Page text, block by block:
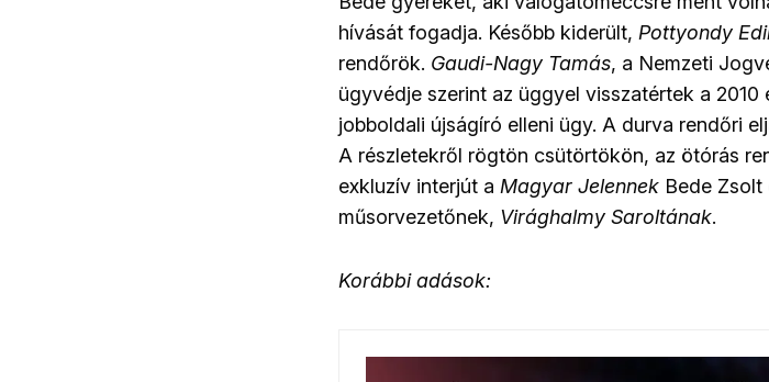
hívását fogadja. Később kiderült, Pottyondy
rendőrök. Gaudi-Nagy Tamás, a Nemzeti
ügyvédje szerint az üggyel visszatértek a
jobboldali újságíró elleni ügy. A durva rendőri
A részletekről rögtön csütörtökön, az ötórás
exkluzív interjút a Magyar Jelennek Bede
műsorvezetőnek, Virághalmy Saroltának.
Korábbi adások: